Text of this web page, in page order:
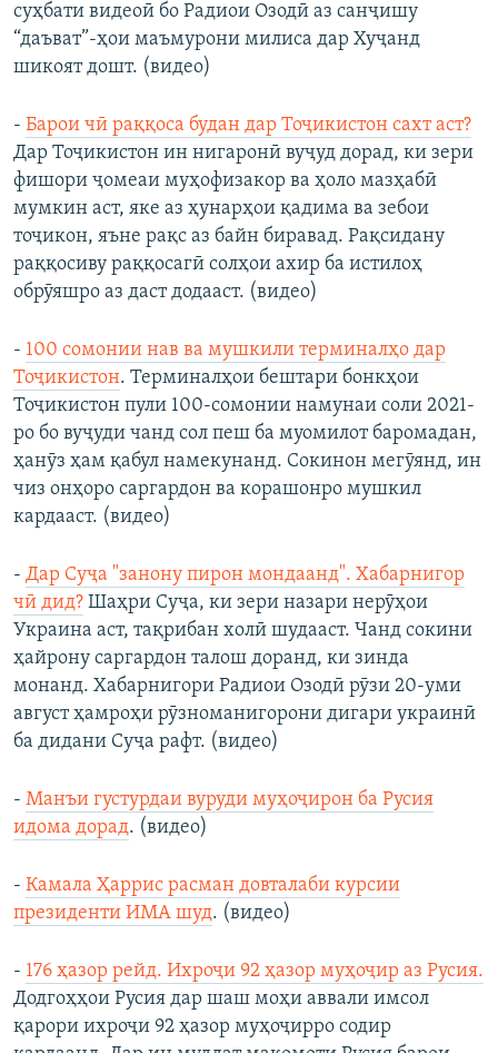
суҳбати видеоӣ бо Радиои Озодӣ аз санҷишу
“даъват”-ҳои маъмурони милиса дар Хуҷанд
шикоят дошт. (видео)
- Барои чӣ раққоса будан дар Тоҷикистон сахт аст?
Дар Тоҷикистон ин нигаронӣ вуҷуд дорад, ки зери
фишори ҷомеаи муҳофизакор ва ҳоло мазҳабӣ
мумкин аст, яке аз ҳунарҳои қадима ва зебои
тоҷикон, яъне рақс аз байн биравад. Рақсидану
раққосиву раққосагӣ солҳои ахир ба истилоҳ
обрӯяшро аз даст додааст. (видео)
- 100 сомонии нав ва мушкили терминалҳо дар
Тоҷикистон. Терминалҳои бештари бонкҳои
Тоҷикистон пули 100-сомонии намунаи соли 2021-
ро бо вуҷуди чанд сол пеш ба муомилот баромадан,
ҳанӯз ҳам қабул намекунанд. Сокинон мегӯянд, ин
чиз онҳоро саргардон ва корашонро мушкил
кардааст. (видео)
- Дар Суҷа "занону пирон мондаанд". Хабарнигор
чӣ дид? Шаҳри Суҷа, ки зери назари нерӯҳои
Украина аст, тақрибан холӣ шудааст. Чанд сокини
ҳайрону саргардон талош доранд, ки зинда
монанд. Хабарнигори Радиои Озодӣ рӯзи 20-уми
август ҳамроҳи рӯзноманигорони дигари украинӣ
ба дидани Суҷа рафт. (видео)
- Манъи густурдаи вуруди муҳоҷирон ба Русия
идома дорад. (видео)
- Камала Ҳаррис расман довталаби курсии
президенти ИМА шуд. (видео)
- 176 ҳазор рейд. Ихроҷи 92 ҳазор муҳоҷир аз Русия.
Додгоҳҳои Русия дар шаш моҳи аввали имсол
қарори ихроҷи 92 ҳазор муҳоҷирро содир